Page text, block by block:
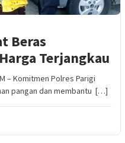
Beras
Terjangkau
– Komitmen Polres Parigi
pangan dan membantu […]